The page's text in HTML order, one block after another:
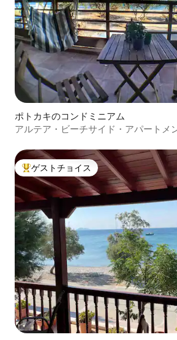
ポトカキのコンドミニアム
アルテア・ビーチサイド・アパートメ
大好評のゲストチョイスです。
ゲストチョイス